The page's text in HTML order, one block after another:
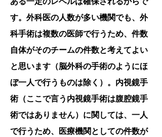
す。外科医の人数が多い機関でも、外
科手術は複数の医師で行うため、件数
自体がそのチームの件数と考えてよい
と思います（脳外科の手術のようにほ
ぼ一人で行うものは除く）。内視鏡手
術（ここで言う内視鏡手術は腹腔鏡手
術ではありません）に関しては、一人
で行うため、医療機関としての件数が